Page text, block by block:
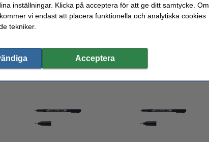
80g | 123ink | 25 ark
ofta även dessa produkter!
inställningar. Klicka på acceptera för att ge ditt samtycke. Om
vi endast att placera funktionella och analytiska cookies
tekniker.
Acceptera